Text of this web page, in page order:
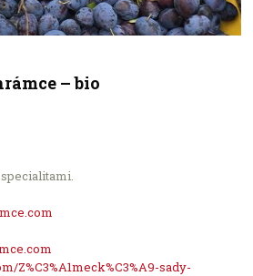
v nabídce: 2504
– bio
Z%C3%A1meck%C3%A9-sady-